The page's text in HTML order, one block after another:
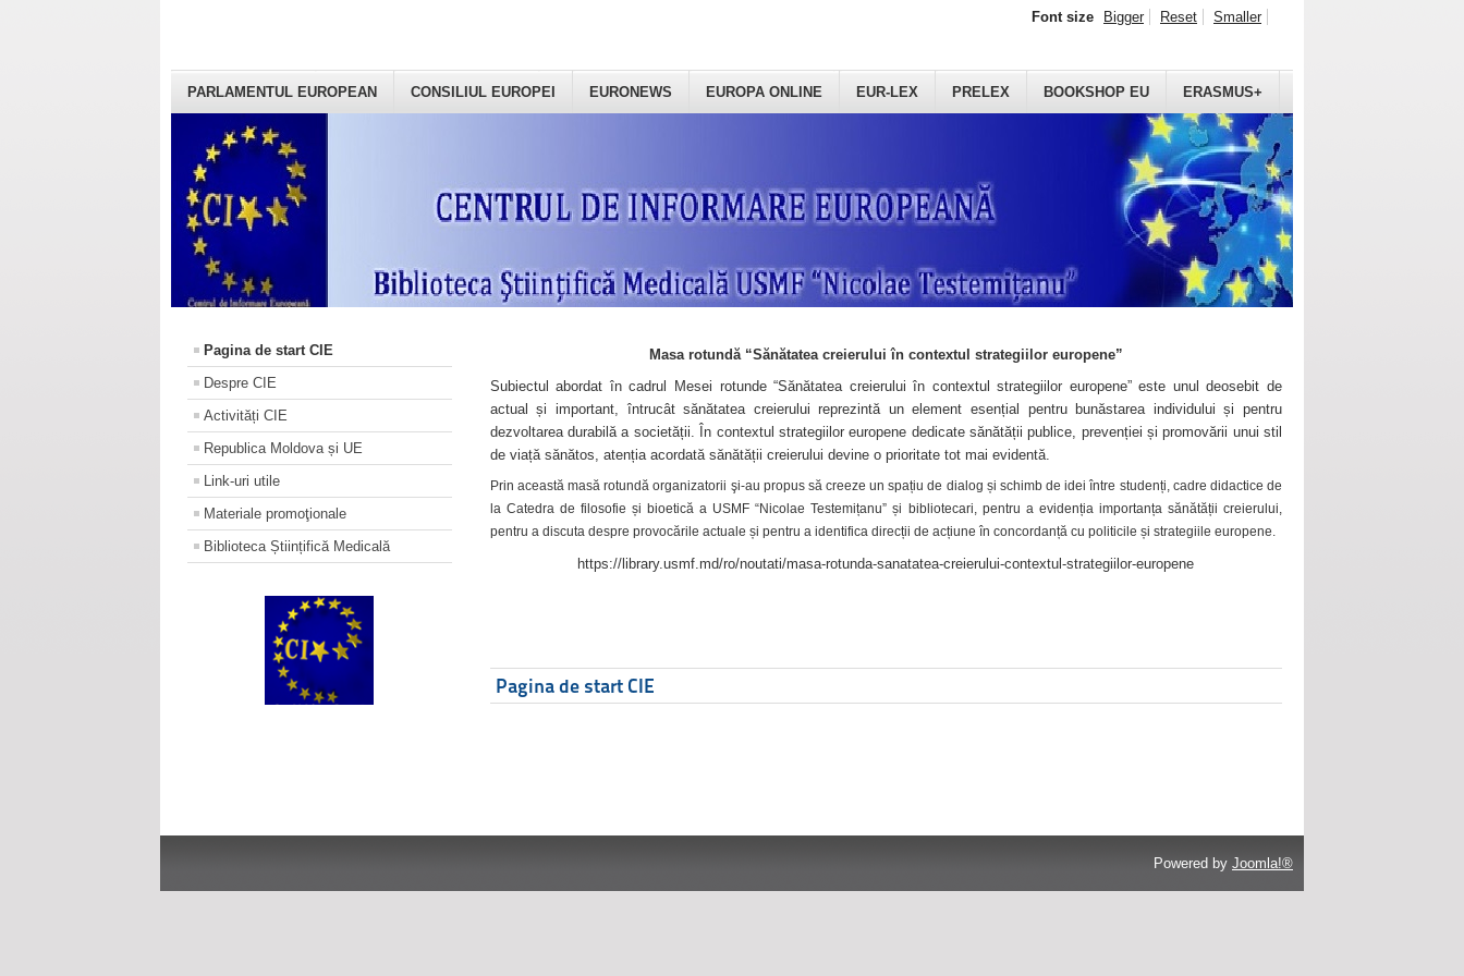
PARLAMENTUL EUROPEAN CONSILIUL EUROPEI EURONEWS EUROPA ONLINE EUR-LEX PRELEX BOOKSHOP EU ERASMUS+
Font size Bigger Reset Smaller
Pagina de start CIE
Despre CIE
Activități CIE
Republica Moldova și UE
Link-uri utile
Materiale promoţionale
Biblioteca Științifică Medicală
Masa rotundă “Sănătatea creierului în contextul strategiilor europene”
Subiectul abordat în cadrul Mesei rotunde “Sănătatea creierului în contextul strategiilor europene” este unul deosebit de
actual și important, întrucât sănătatea creierului reprezintă un element esențial pentru bunăstarea individului și pentru
dezvoltarea durabilă a societății. În contextul strategiilor europene dedicate sănătății publice, prevenției și promovării unui stil
de viață sănătos, atenția acordată sănătății creierului devine o prioritate tot mai evidentă.
Prin această masă rotundă organizatorii şi-au propus să creeze un spațiu de dialog și schimb de idei între studenți, cadre didactice de
la Catedra de filosofie și bioetică a USMF “Nicolae Testemițanu” și bibliotecari, pentru a evidenția importanța sănătății creierului,
pentru a discuta despre provocările actuale și pentru a identifica direcții de acțiune în concordanță cu politicile și strategiile europene.
https://library.usmf.md/ro/noutati/masa-rotunda-sanatatea-creierului-contextul-strategiilor-europene
Pagina de start CIE
Powered by Joomla!®